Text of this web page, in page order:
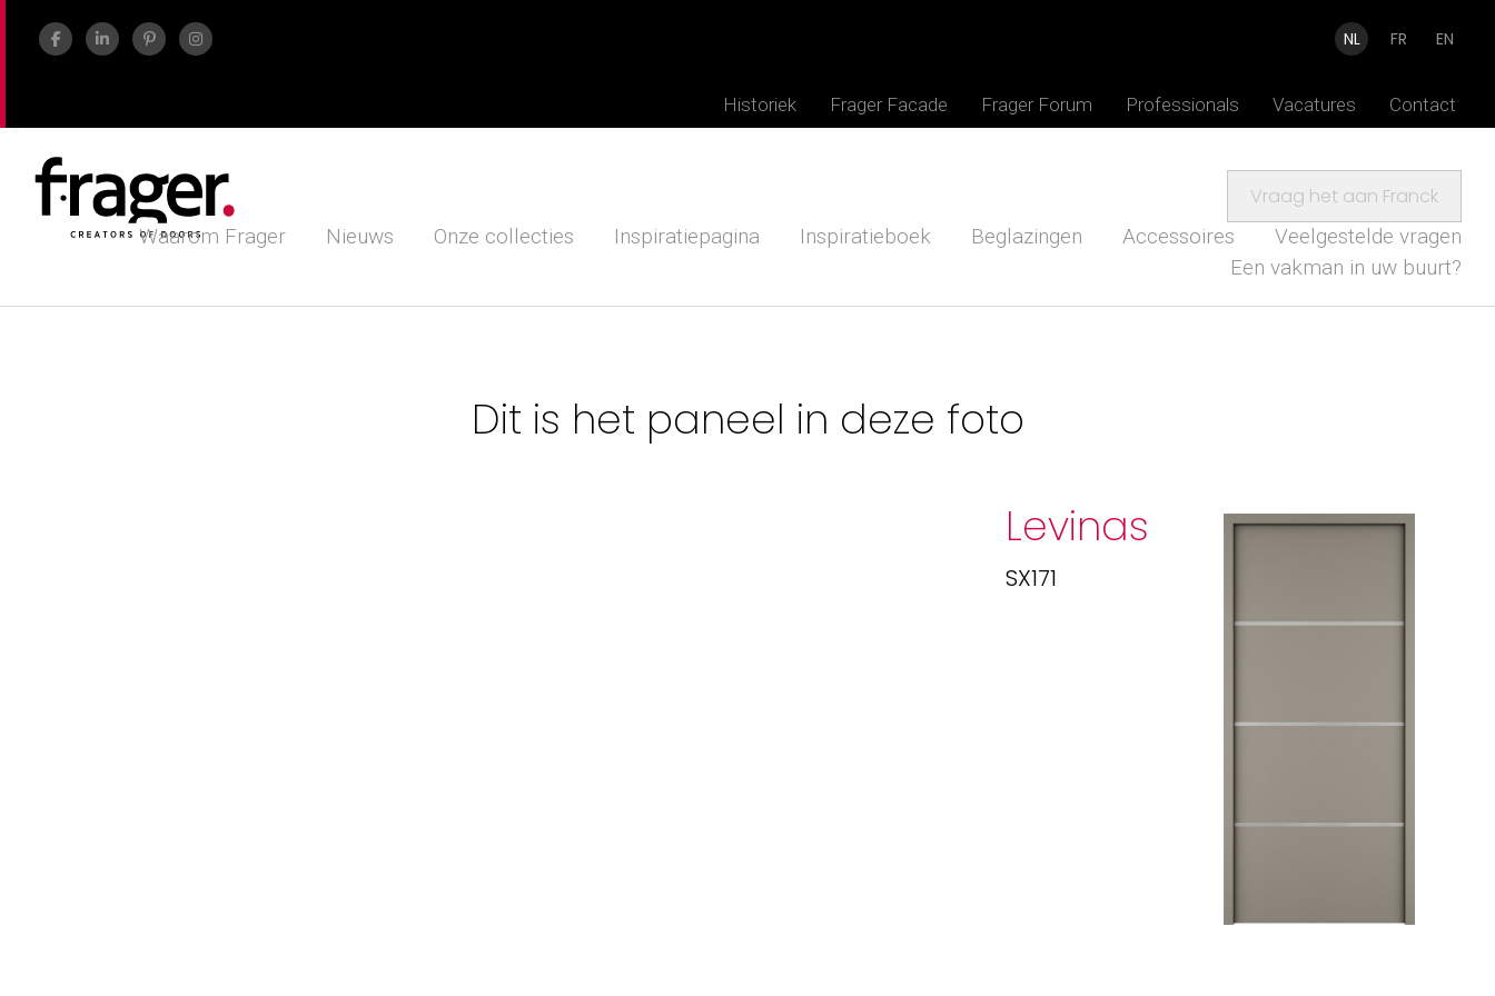
NL FR EN
Historiek Frager Facade Frager Forum Professionals Vacatures Contact
Vraag het aan Franck
Waarom Frager
Nieuws Onze collecties Inspiratiepagina Inspiratieboek Beglazingen Accessoires
Veelgestelde vragen
Een vakman in uw buurt?
Dit is het paneel in deze foto
Levinas
SX171